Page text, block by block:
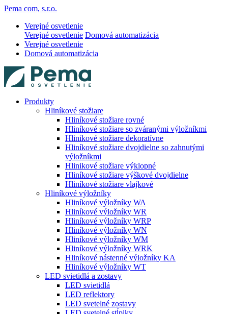
Pema com, s.r.o.
Verejné osvetlenie
Verejné osvetlenie Domová automatizácia
Verejné osvetlenie
Domová automatizácia
Produkty
Hliníkové stožiare
Hliníkové stožiare rovné
Hliníkové stožiare so zváranými výložníkmi
Hlinikové stožiare dekoratívne
Hliníkové stožiare dvojdielne so zahnutými
výložníkmi
Hlinikové stožiare výklopné
Hliníkové stožiare výškové dvojdielne
Hliníkové stožiare vlajkové
Hliníkové výložníky
Hliníkové výložníky WA
Hliníkové výložníky WR
Hliníkové výložníky WRP
Hliníkové výložníky WN
Hliníkové výložníky WM
Hliníkové výložníky WRK
Hliníkové nástenné výložníky KA
Hliníkové výložníky WT
LED svietidlá a zostavy
LED svietidlá
LED reflektory
LED svetelné zostavy